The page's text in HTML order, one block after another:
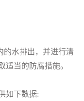
水排出，并进行清
适当的防腐措施。
如下数据: